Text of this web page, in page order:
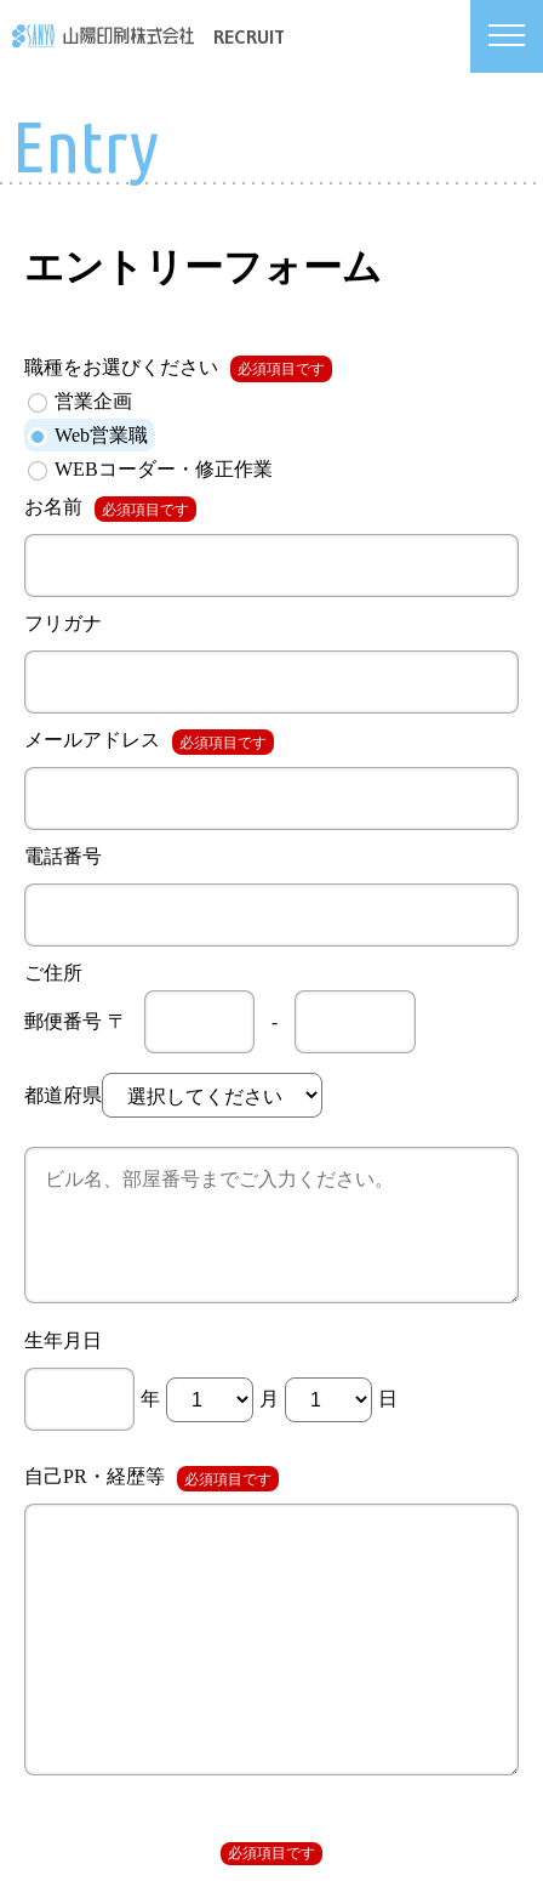
RECRUIT
Entry
エントリーフォーム
職種をお選びください 必須項目です
営業企画
Web営業職
WEBコーダー・修正作業
お名前
必須項目です
フリガナ
メールアドレス 必須項目です
電話番号
ご住所
郵便番号 〒 -
都道府県
生年月日
年 月 日
自己PR・経歴等 必須項目です
必須項目です